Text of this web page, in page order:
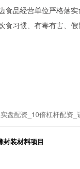
食品经营单位严格落
食习惯、有毒有害、
盘配资_10倍杠杆配资_
装材料项目